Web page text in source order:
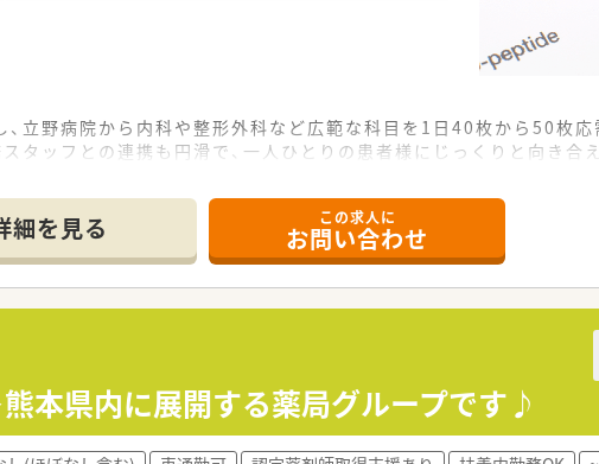
立野病院から内科や整形外科など広範な科目を1日40枚から50枚応
タッフとの連携も円滑で、一人ひとりの患者様にじっくりと向き合え
募集であり、地域医療に貢献したいという意欲をお持ちの方を急募し
、チームワークを重視しながら明るく業務に取り組める方を積極的に
から専門知識を学びたいという前向きな姿勢がある方を心よりお
の一員として、地域に根ざした質の高い医療サービスを多角的に
されており、学術的な視点と臨床現場の双方を重視する先進的な
代のニーズに合わせたセルフメディケーションの推進にも積極的に
細を見る この求人に
お問い合わせ
熊本県内に展開する薬局グループです♪